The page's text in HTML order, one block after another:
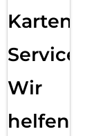
Karten
Service:
Wir
helfen